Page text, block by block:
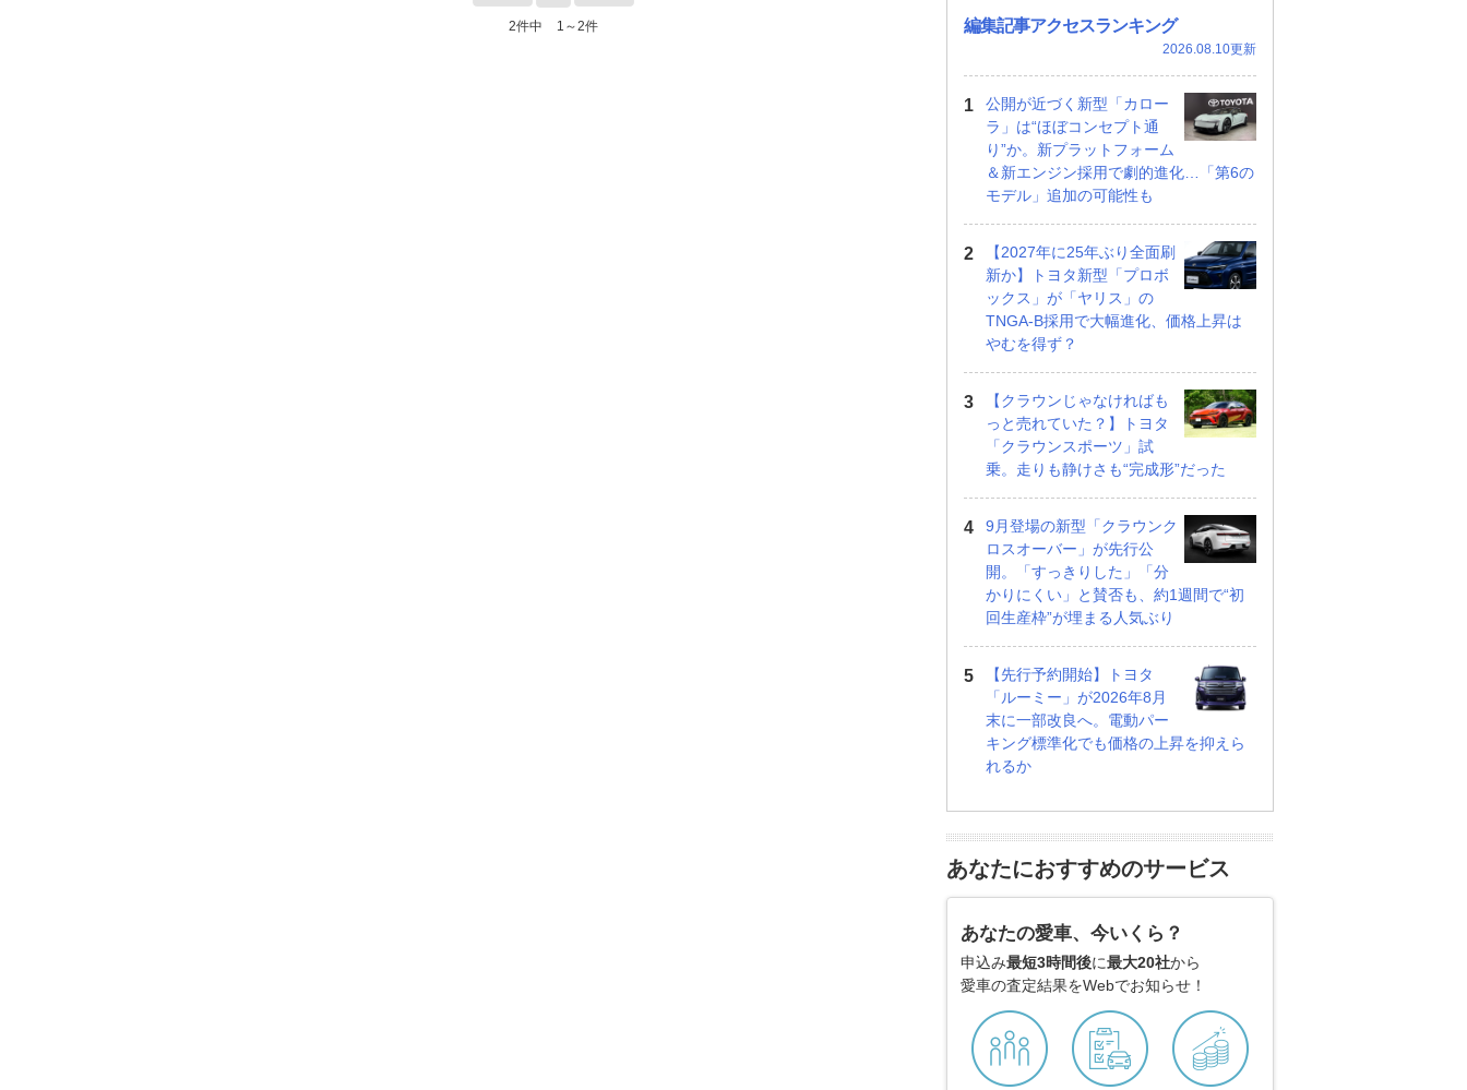
2件中 1～2件 編集記事アクセスランキング
2026.08.10更新
公開が近づく新型「カロー
ラ」は“ほぼコンセプト通
り”か。新プラットフォーム
＆新エンジン採用で劇的進化…「第6の
モデル」追加の可能性も
【2027年に25年ぶり全面刷
新か】トヨタ新型「プロボ
ックス」が「ヤリス」の
TNGA-B採用で大幅進化、価格上昇は
やむを得ず？
【クラウンじゃなければも
っと売れていた？】トヨタ
「クラウンスポーツ」試
乗。走りも静けさも“完成形”だった
9月登場の新型「クラウンク
ロスオーバー」が先行公
開。「すっきりした」「分
かりにくい」と賛否も、約1週間で“初
回生産枠”が埋まる人気ぶり
【先行予約開始】トヨタ
「ルーミー」が2026年8月
末に一部改良へ。電動パー
キング標準化でも価格の上昇を抑えら
れるか
あなたにおすすめのサービス
あなたの愛車、今いくら？
申込み最短3時間後に最大20社から
愛車の査定結果をWebでお知らせ！